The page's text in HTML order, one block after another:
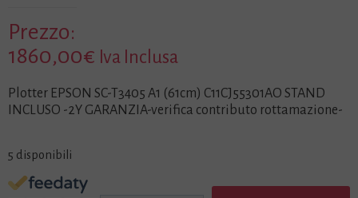
Prezzo:
1860,00€ Iva Inclusa
Plotter EPSON SC-T3405 A1 (61cm) C11CJ55301AO STAND
INCLUSO -2Y GARANZIA-verifica contributo rottamazione-
5 disponibili